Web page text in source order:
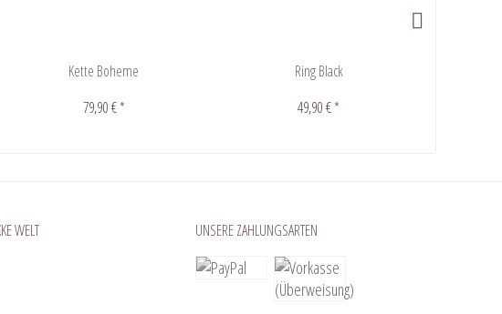
Kette Boheme
79,90 € *
Ring Black
49,90 € *
WELT UNSERE ZAHLUNGSARTEN